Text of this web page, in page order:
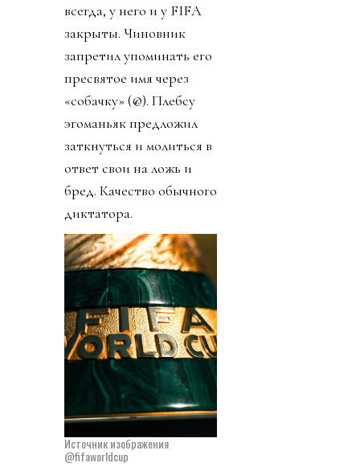
всегда, у него и у FIFA
закрыты. Чиновник
запретил упоминать его
пресвятое имя через
«собачку» (@). Плебсу
эгоманьяк предложил
заткнуться и молиться в
ответ свои на ложь и
бред. Качество обычного
диктатора.
Источник изображения
@fifaworldcup